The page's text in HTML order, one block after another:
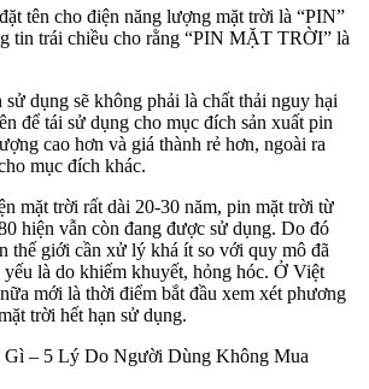
tên cho điện năng lượng mặt trời là “PIN”
tin trái chiều cho rằng “PIN MẶT TRỜI” là
dụng sẽ không phải là chất thải nguy hại
để tái sử dụng cho mục đích sản xuất pin
cao hơn và giá thành rẻ hơn, ngoài ra
mục đích khác.
mặt trời rất dài 20-30 năm, pin mặt trời từ
hiện vẫn còn đang được sử dụng. Do đó
thế giới cần xử lý khá ít so với quy mô đã
yếu là do khiếm khuyết, hỏng hóc. Ở Việt
mới là thời điểm bắt đầu xem xét phương
trời hết hạn sử dụng.
Gì – 5 Lý Do Người Dùng Không Mua